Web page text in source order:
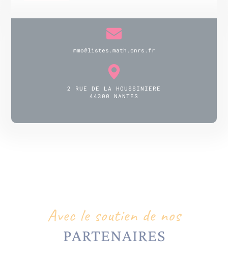
mmo@listes.math.cnrs.fr
2 RUE DE LA HOUSSINIERE
44300 NANTES
Avec le soutien de nos
PARTENAIRES